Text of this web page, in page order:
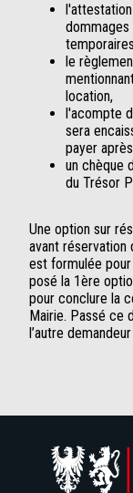
dommages
le
location,
l'acompte
sera
payer
un chèque
du Trésor
Une option sur
avant réservation
est formulée
posé la 1ère
pour conclure la
Mairie. Passé ce
l’autre